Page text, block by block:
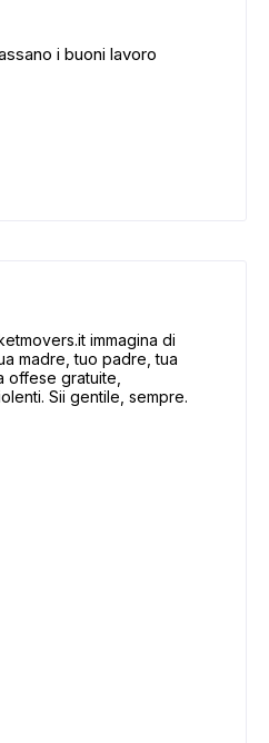
i buoni lavoro
immagina di
madre, tuo padre, tua
offese gratuite,
Sii gentile, sempre.